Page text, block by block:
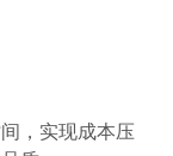
，实现成本压